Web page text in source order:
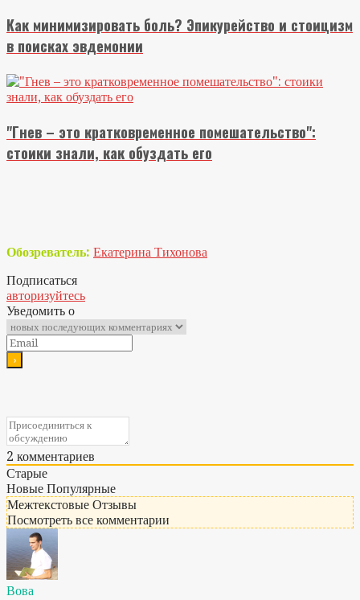
Как минимизировать боль? Эпикурейство и стоицизм
в поисках эвдемонии
"Гнев – это кратковременное помешательство":
стоики знали, как обуздать его
Обозреватель: Екатерина Тихонова
Подписаться
авторизуйтесь
Уведомить о
2 комментариев
Старые
Новые Популярные
Межтекстовые Отзывы
Посмотреть все комментарии
Вова